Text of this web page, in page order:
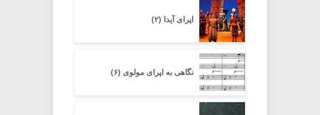
اپرای آیدا (۲)
نگاهی به اپرای مولوی (۶)